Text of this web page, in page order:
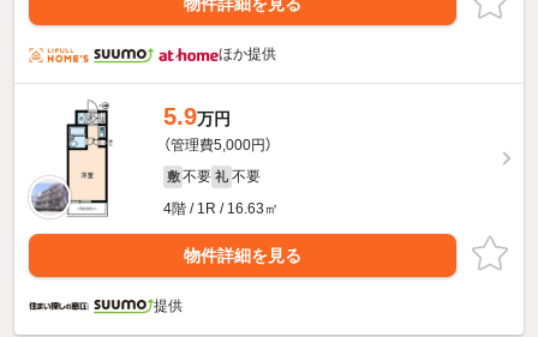
ほか提供
5.9万円
（管理費5,000円）
敷 不要 礼 不要
4階 / 1R / 16.63㎡
物件詳細を見る
提供